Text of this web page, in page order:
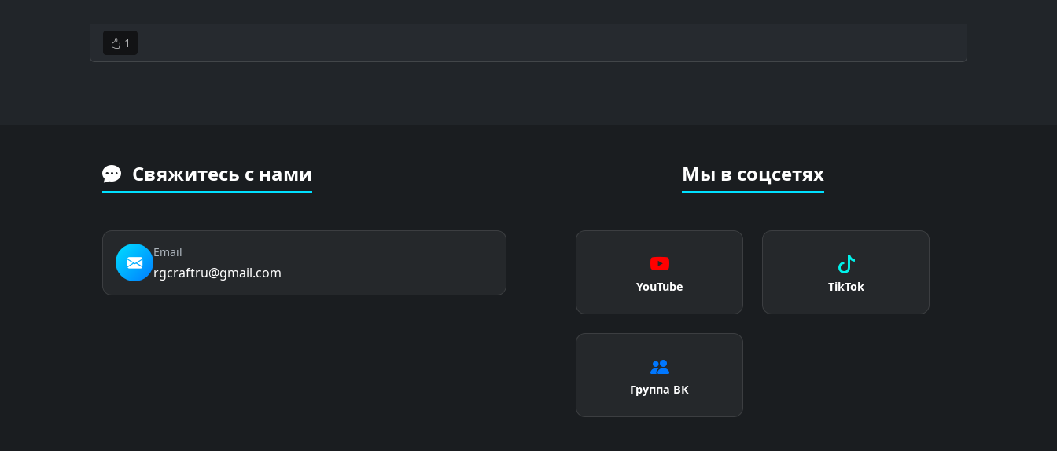
1
Свяжитесь с нами
Email
rgcraftru@gmail.com
Мы в соцсетях
YouTube TikTok
Группа ВК